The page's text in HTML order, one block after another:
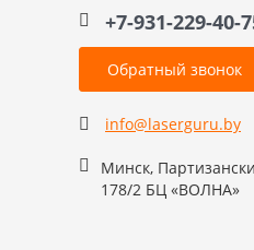
+7-931-229-40-
Обратный звонок
info@laserguru.by
Минск,
178/2 БЦ «ВОЛНА»